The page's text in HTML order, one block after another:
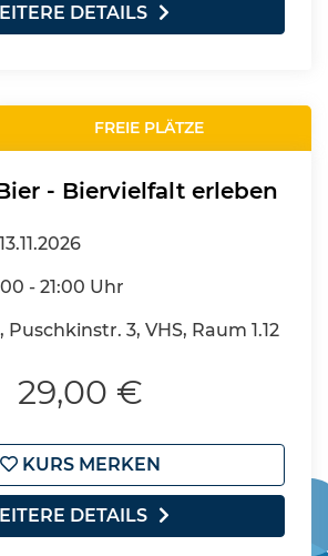
DETAILS
FREIE PLÄTZE
- Biervielfalt erleben
13.11.2026
- 21:00 Uhr
Puschkinstr. 3, VHS, Raum 1.12
29,00 €
KURS MERKEN
DETAILS